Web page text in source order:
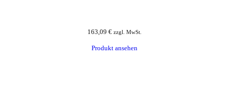
163,09 € zzgl. MwSt.
Produkt ansehen